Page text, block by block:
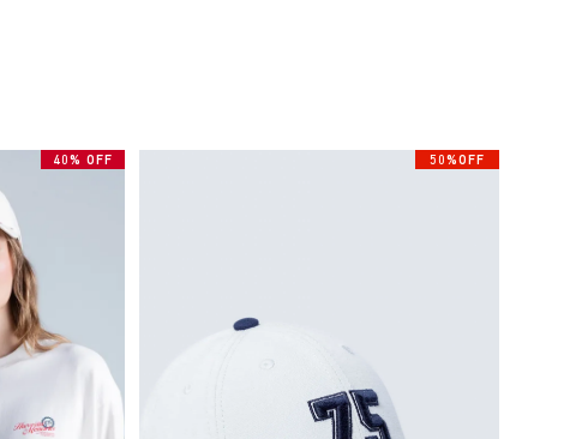
40% OFF 50%OFF